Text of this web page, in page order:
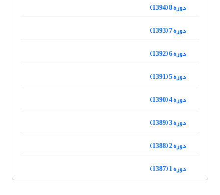
دوره 8 (1394)
دوره 7 (1393)
دوره 6 (1392)
دوره 5 (1391)
دوره 4 (1390)
دوره 3 (1389)
دوره 2 (1388)
دوره 1 (1387)